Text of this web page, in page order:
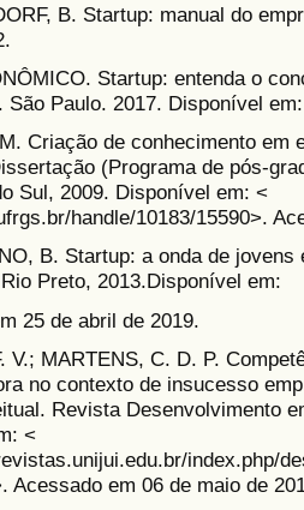
B. Startup: manual do
Startup: entenda o
São Paulo. 2017. Disponível
Criação de conhecimento em
(Programa de pós-
Sul, 2009. Disponível em: <
handle/10183/15590>.
B. Startup: a onda de
Preto, 2013.Disponível em:
25 de abril de 2019.
V.; MARTENS, C. D. P.
no contexto de insucesso
Revista Desenvolvimento
<
index.php/
Acessado em 06 de maio de